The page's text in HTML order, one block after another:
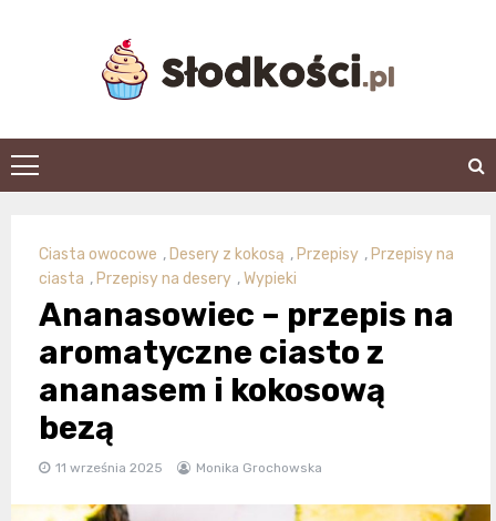
slodkosci.pl
Ciasta owocowe , Desery z kokosą , Przepisy , Przepisy na
ciasta , Przepisy na desery ,Wypieki
Ananasowiec – przepis na
aromatyczne ciasto z
ananasem i kokosową
bezą
11 września 2025 Monika Grochowska